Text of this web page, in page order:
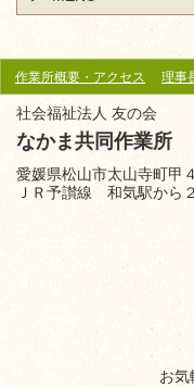
作業所概要・アクセス 理事
社会福祉法人 友の会
なかま共同作業所
愛媛県松山市太山寺町甲
ＪＲ予讃線 和気駅から
お気